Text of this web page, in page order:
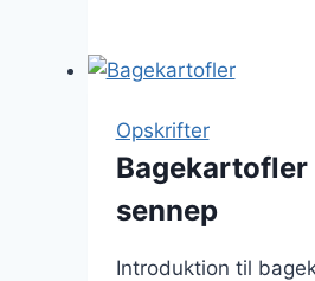
til
middag
Opskrifter
Bagekartofler
sennep
Introduktion til